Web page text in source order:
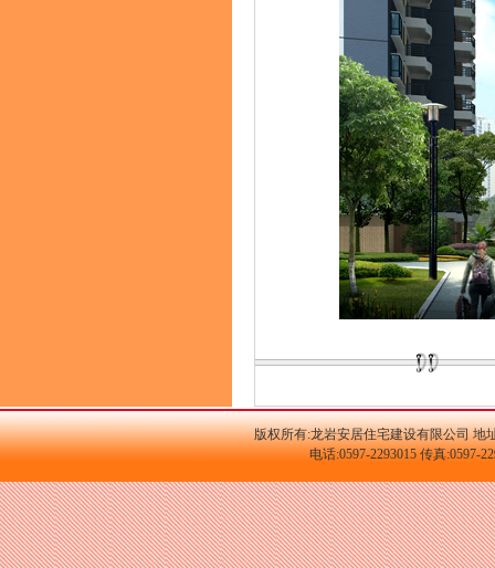
版权所有:龙岩安居住宅建设有限公司 地
电话:0597-2293015 传真:0597-